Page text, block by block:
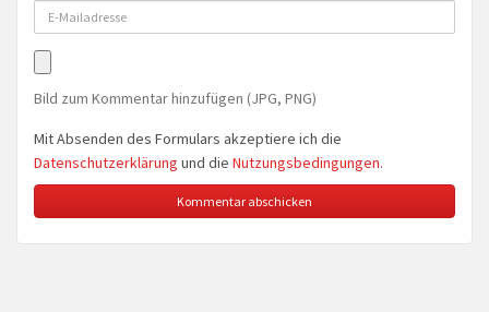
Bild zum Kommentar hinzufügen (JPG, PNG)
Mit Absenden des Formulars akzeptiere ich die
Datenschutzerklärung und die Nutzungsbedingungen.